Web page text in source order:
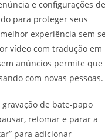
e configurações de
para proteger seus
experiência sem
vídeo com tradução em
anúncios permite que
com novas pessoas.
de bate-papo
retomar e parar a
para adicionar